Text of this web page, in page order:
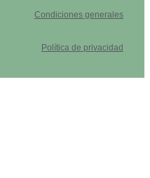
Condiciones generales
Política de privacidad